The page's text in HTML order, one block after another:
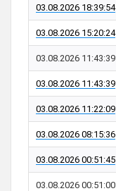
03.08.2026 18:39:54
03.08.2026 15:20:24
03.08.2026 11:43:39
03.08.2026 11:43:39
03.08.2026 11:22:09
03.08.2026 08:15:36
03.08.2026 00:51:45
03.08.2026 00:51:00